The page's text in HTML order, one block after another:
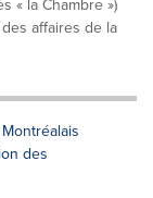
« la Chambre »)
affaires de la
des